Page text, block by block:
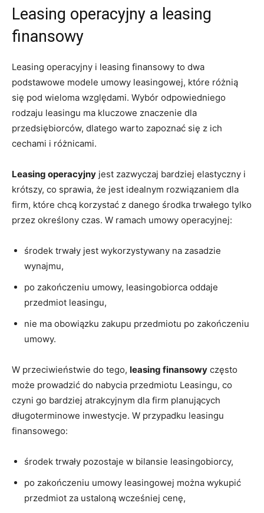
Leasing operacyjny a leasing
finansowy
Leasing operacyjny i leasing finansowy to dwa
podstawowe modele umowy leasingowej, które różnią
się pod wieloma względami. Wybór odpowiedniego
rodzaju leasingu ma kluczowe znaczenie dla
przedsiębiorców, dlatego warto zapoznać się z ich
cechami i różnicami.
Leasing operacyjny jest zazwyczaj bardziej elastyczny i
krótszy, co sprawia, że jest idealnym rozwiązaniem dla
firm, które chcą korzystać z danego środka trwałego tylko
przez określony czas. W ramach umowy operacyjnej:
środek trwały jest wykorzystywany na zasadzie
wynajmu,
po zakończeniu umowy, leasingobiorca oddaje
przedmiot leasingu,
nie ma obowiązku zakupu przedmiotu po zakończeniu
umowy.
W przeciwieństwie do tego, leasing finansowy często
może prowadzić do nabycia przedmiotu Leasingu, co
czyni go bardziej atrakcyjnym dla firm planujących
długoterminowe inwestycje. W przypadku leasingu
finansowego:
środek trwały pozostaje w bilansie leasingobiorcy,
po zakończeniu umowy leasingowej można wykupić
przedmiot za ustaloną wcześniej cenę,